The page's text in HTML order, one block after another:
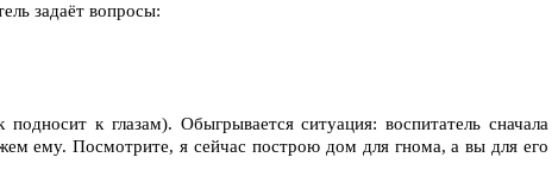
задаёт вопросы:
к глазам). Обыгрывается ситуация: воспитатель сначала
ему. Посмотрите, я сейчас построю дом для гнома, а вы для его